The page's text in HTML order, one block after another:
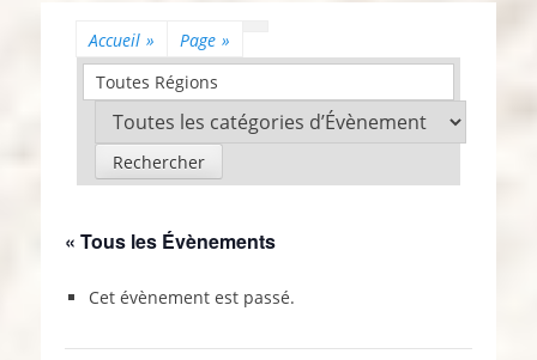
Accueil » Page »
Toutes Régions
« Tous les Évènements
Cet évènement est passé.